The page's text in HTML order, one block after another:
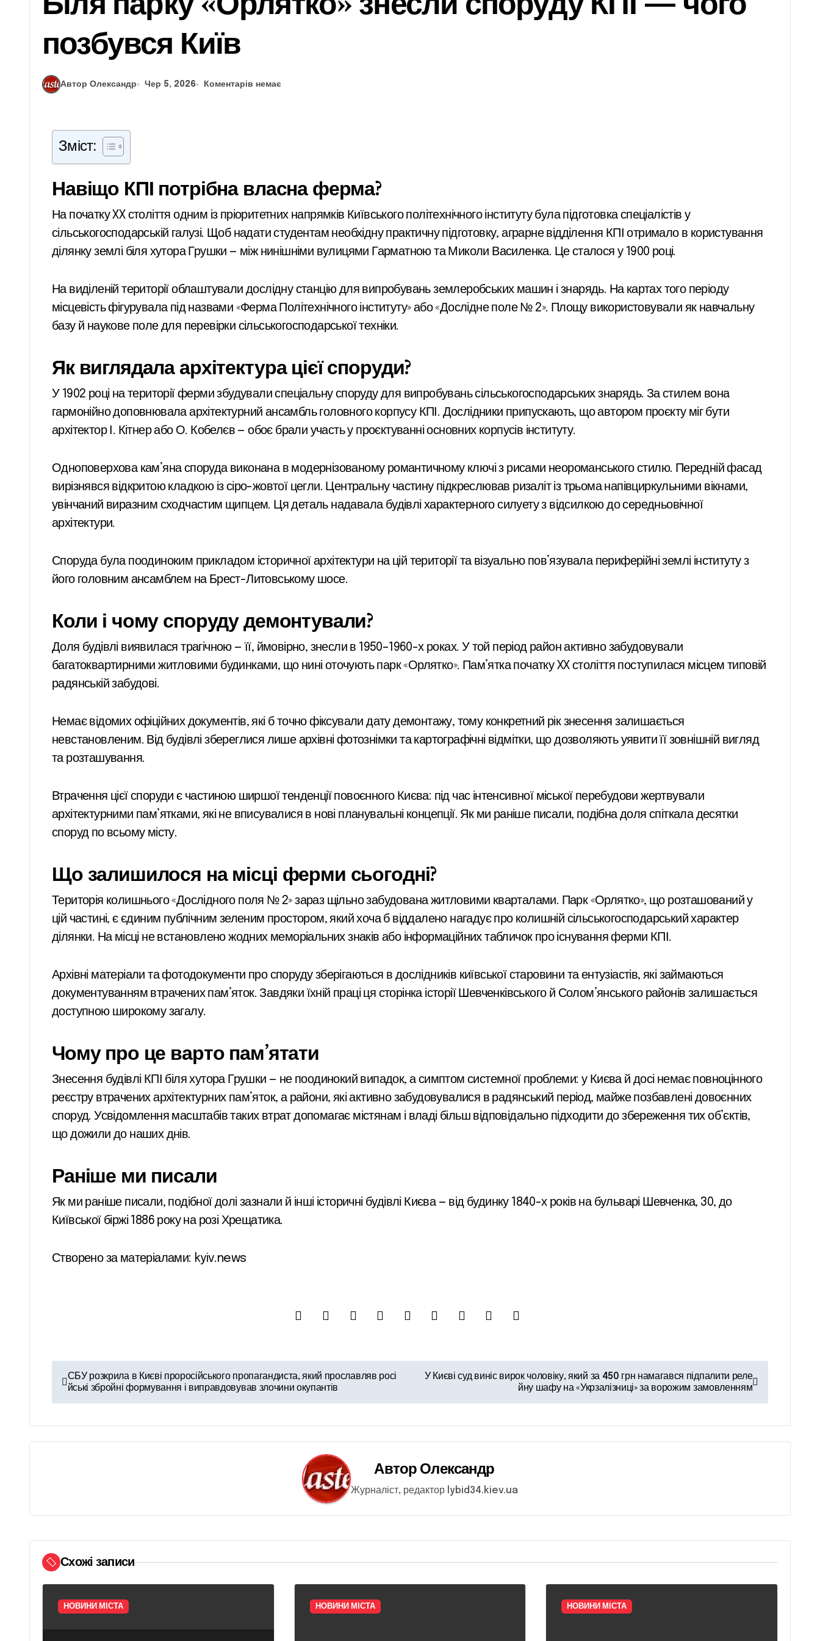
позбувся Київ
Автор Олександр Чер 5, 2026 Коментарів немає
Зміст:
Навіщо КПІ потрібна власна ферма?
На початку XX століття одним із пріоритетних напрямків Київського політехнічного інституту була підготовка спеціалістів у
сільськогосподарській галузі. Щоб надати студентам необхідну практичну підготовку, аграрне відділення КПІ отримало в користування
ділянку землі біля хутора Грушки — між нинішніми вулицями Гарматною та Миколи Василенка. Це сталося у 1900 році.
На виділеній території облаштували дослідну станцію для випробувань землеробських машин і знарядь. На картах того періоду
місцевість фігурувала під назвами «Ферма Політехнічного інституту» або «Дослідне поле № 2». Площу використовували як навчальну
базу й наукове поле для перевірки сільськогосподарської техніки.
Як виглядала архітектура цієї споруди?
У 1902 році на території ферми збудували спеціальну споруду для випробувань сільськогосподарських знарядь. За стилем вона
гармонійно доповнювала архітектурний ансамбль головного корпусу КПІ. Дослідники припускають, що автором проєкту міг бути
архітектор І. Кітнер або О. Кобелєв — обоє брали участь у проєктуванні основних корпусів інституту.
Одноповерхова кам’яна споруда виконана в модернізованому романтичному ключі з рисами неороманського стилю. Передній фасад
вирізнявся відкритою кладкою із сіро-жовтої цегли. Центральну частину підкреслював ризаліт із трьома напівциркульними вікнами,
увінчаний виразним сходчастим щипцем. Ця деталь надавала будівлі характерного силуету з відсилкою до середньовічної
архітектури.
Споруда була поодиноким прикладом історичної архітектури на цій території та візуально пов’язувала периферійні землі інституту з
його головним ансамблем на Брест-Литовському шосе.
Коли і чому споруду демонтували?
Доля будівлі виявилася трагічною — її, ймовірно, знесли в 1950–1960-х роках. У той період район активно забудовували
багатоквартирними житловими будинками, що нині оточують парк «Орлятко». Пам’ятка початку XX століття поступилася місцем типовій
радянській забудові.
Немає відомих офіційних документів, які б точно фіксували дату демонтажу, тому конкретний рік знесення залишається
невстановленим. Від будівлі збереглися лише архівні фотознімки та картографічні відмітки, що дозволяють уявити її зовнішній вигляд
та розташування.
Втрачення цієї споруди є частиною ширшої тенденції повоєнного Києва: під час інтенсивної міської перебудови жертвували
архітектурними пам’ятками, які не вписувалися в нові планувальні концепції. Як ми раніше писали, подібна доля спіткала десятки
споруд по всьому місту.
Що залишилося на місці ферми сьогодні?
Територія колишнього «Дослідного поля № 2» зараз щільно забудована житловими кварталами. Парк «Орлятко», що розташований у
цій частині, є єдиним публічним зеленим простором, який хоча б віддалено нагадує про колишній сільськогосподарський характер
ділянки. На місці не встановлено жодних меморіальних знаків або інформаційних табличок про існування ферми КПІ.
Архівні матеріали та фотодокументи про споруду зберігаються в дослідників київської старовини та ентузіастів, які займаються
документуванням втрачених пам’яток. Завдяки їхній праці ця сторінка історії Шевченківського й Солом’янського районів залишається
доступною широкому загалу.
Чому про це варто пам’ятати
Знесення будівлі КПІ біля хутора Грушки — не поодинокий випадок, а симптом системної проблеми: у Києва й досі немає повноцінного
реєстру втрачених архітектурних пам’яток, а райони, які активно забудовувалися в радянський період, майже позбавлені довоєнних
споруд. Усвідомлення масштабів таких втрат допомагає містянам і владі більш відповідально підходити до збереження тих об’єктів,
що дожили до наших днів.
Раніше ми писали
Як ми раніше писали, подібної долі зазнали й інші історичні будівлі Києва — від будинку 1840-х років на бульварі Шевченка, 30, до
Київської біржі 1886 року на розі Хрещатика.
Створено за матеріалами: kyiv.news
Н
а
в
і
ц
і
я
з
СБУ розкрила в Києві проросійського пропагандиста, який прославляв росі
йські збройні формування і виправдовував злочини окупантів
У Києві суд виніс вирок чоловіку, який за 450 грн намагався підпалити реле
йну шафу на «Укрзалізниці» за ворожим замовленням
Автор Олександр
Журналіст, редактор lybid34.kiev.ua
Схожі записи
НОВИНИ МІСТА НОВИНИ МІСТА НОВИНИ МІСТА